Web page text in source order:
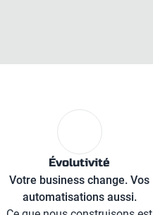
Évolutivité
Votre business change. Vos
automatisations aussi.